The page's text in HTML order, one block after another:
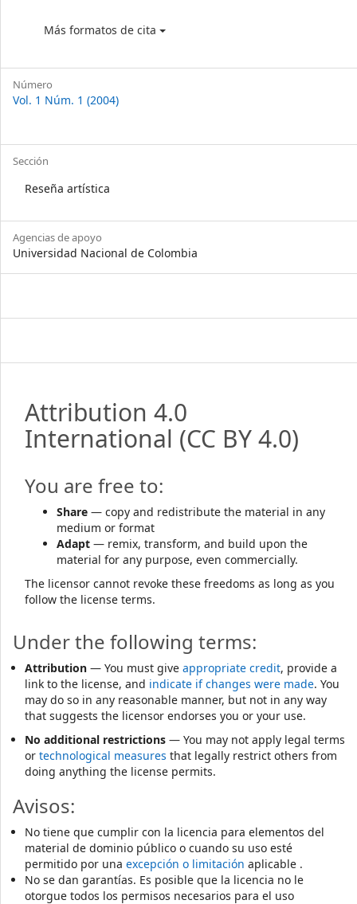
Más formatos de cita
Número
Vol. 1 Núm. 1 (2004)
Sección
Reseña artística
Agencias de apoyo
Universidad Nacional de Colombia
Attribution 4.0
International (CC BY 4.0)
You are free to:
Share — copy and redistribute the material in any
medium or format
Adapt — remix, transform, and build upon the
material for any purpose, even commercially.
The licensor cannot revoke these freedoms as long as you
follow the license terms.
Under the following terms:
Attribution — You must give appropriate credit, provide a
link to the license, and indicate if changes were made. You
may do so in any reasonable manner, but not in any way
that suggests the licensor endorses you or your use.
No additional restrictions — You may not apply legal terms
or technological measures that legally restrict others from
doing anything the license permits.
Avisos:
No tiene que cumplir con la licencia para elementos del
material de dominio público o cuando su uso esté
permitido por una excepción o limitación aplicable .
No se dan garantías. Es posible que la licencia no le
otorgue todos los permisos necesarios para el uso